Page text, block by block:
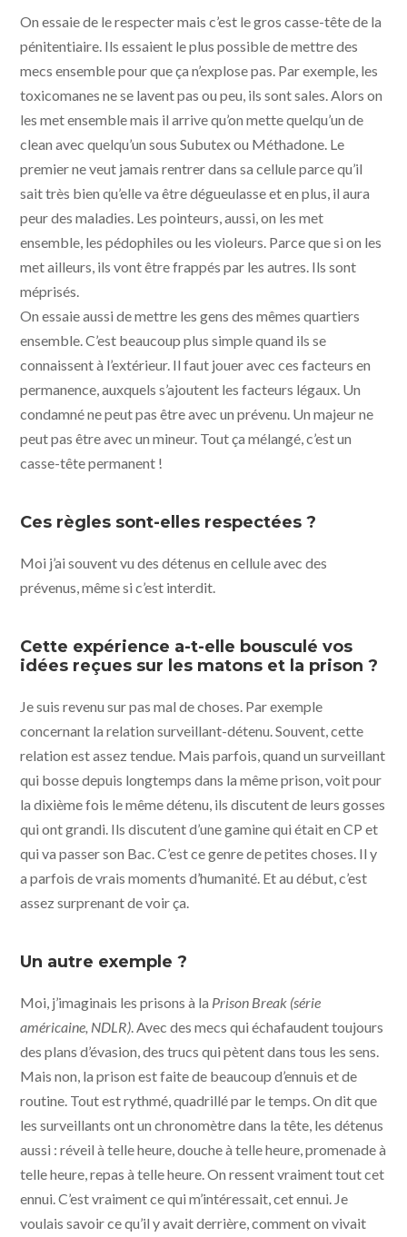
On essaie de le respecter mais c’est le gros casse-tête de la
pénitentiaire. Ils essaient le plus possible de mettre des
mecs ensemble pour que ça n’explose pas. Par exemple, les
toxicomanes ne se lavent pas ou peu, ils sont sales. Alors on
les met ensemble mais il arrive qu’on mette quelqu’un de
clean avec quelqu’un sous Subutex ou Méthadone. Le
premier ne veut jamais rentrer dans sa cellule parce qu’il
sait très bien qu’elle va être dégueulasse et en plus, il aura
peur des maladies. Les pointeurs, aussi, on les met
ensemble, les pédophiles ou les violeurs. Parce que si on les
met ailleurs, ils vont être frappés par les autres. Ils sont
méprisés.
On essaie aussi de mettre les gens des mêmes quartiers
ensemble. C’est beaucoup plus simple quand ils se
connaissent à l’extérieur. Il faut jouer avec ces facteurs en
permanence, auxquels s’ajoutent les facteurs légaux. Un
condamné ne peut pas être avec un prévenu. Un majeur ne
peut pas être avec un mineur. Tout ça mélangé, c’est un
casse-tête permanent !
Ces règles sont-elles respectées ?
Moi j’ai souvent vu des détenus en cellule avec des
prévenus, même si c’est interdit.
Cette expérience a-t-elle bousculé vos
idées reçues sur les matons et la prison ?
Je suis revenu sur pas mal de choses. Par exemple
concernant la relation surveillant-détenu. Souvent, cette
relation est assez tendue. Mais parfois, quand un surveillant
qui bosse depuis longtemps dans la même prison, voit pour
la dixième fois le même détenu, ils discutent de leurs gosses
qui ont grandi. Ils discutent d’une gamine qui était en CP et
qui va passer son Bac. C’est ce genre de petites choses. Il y
a parfois de vrais moments d’humanité. Et au début, c’est
assez surprenant de voir ça.
Un autre exemple ?
Moi, j’imaginais les prisons à la Prison Break (série
américaine, NDLR) . Avec des mecs qui échafaudent toujours
des plans d’évasion, des trucs qui pètent dans tous les sens.
Mais non, la prison est faite de beaucoup d’ennuis et de
routine. Tout est rythmé, quadrillé par le temps. On dit que
les surveillants ont un chronomètre dans la tête, les détenus
aussi : réveil à telle heure, douche à telle heure, promenade à
telle heure, repas à telle heure. On ressent vraiment tout cet
ennui. C’est vraiment ce qui m’intéressait, cet ennui. Je
voulais savoir ce qu’il y avait derrière, comment on vivait